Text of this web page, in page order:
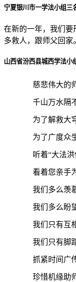
宁夏银川市一学法小组三
在新的一年，我们要
多救人，跟师父回家
山西省汾西县城西学法小
慈悲伟大的
千山万水隔
为了解救大
为了广度众
听着“大法
看着您亲手
我们多么羡
我们多么盼
我们只有互
我们只有脚
抓紧时间广
珍惜机缘助